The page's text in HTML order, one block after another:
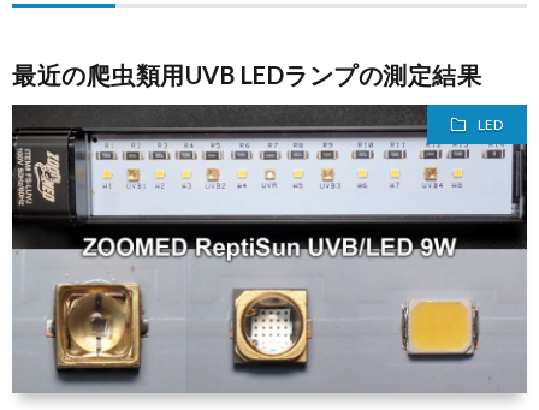
己
介
最近の爬虫類用UVB LEDランプの測定結果
LED